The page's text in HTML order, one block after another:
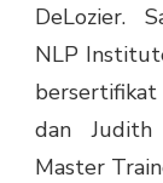
DeLozier.
NLP
dan Judith
Master